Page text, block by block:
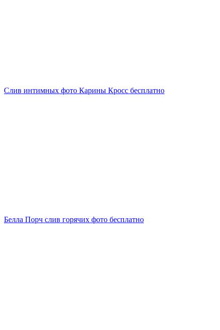
Слив интимных фото Карины Кросс бесплатно
Белла Порч слив горячих фото бесплатно